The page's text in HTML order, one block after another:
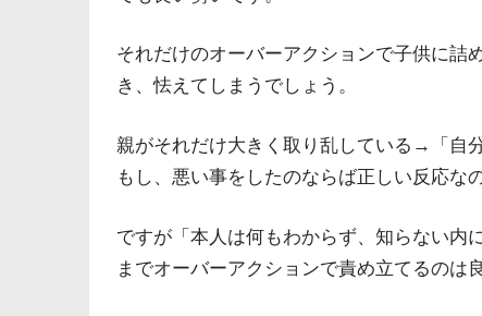
それだけのオーバーアクションで子供に詰
き、怯えてしまうでしょう。
親がそれだけ大きく取り乱している→「自
もし、悪い事をしたのならば正しい反応な
ですが「本人は何もわからず、知らない内
までオーバーアクションで責め立てるのは